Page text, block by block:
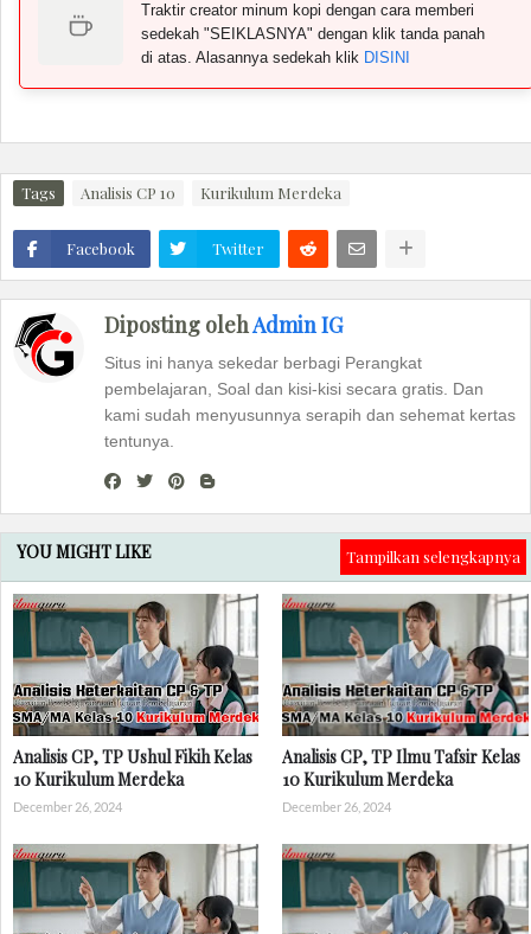
Traktir creator minum kopi dengan cara memberi
sedekah "SEIKLASNYA" dengan klik tanda panah
di atas. Alasannya sedekah klik DISINI
Tags Analisis CP 10 Kurikulum Merdeka
Facebook Twitter
Diposting olehAdmin IG
Situs ini hanya sekedar berbagi Perangkat
pembelajaran, Soal dan kisi-kisi secara gratis. Dan
kami sudah menyusunnya serapih dan sehemat kertas
tentunya.
YOU MIGHT LIKE Tampilkan selengkapnya
Analisis CP, TP Ushul Fikih Kelas
10 Kurikulum Merdeka
December 26, 2024
Analisis CP, TP Ilmu Tafsir Kelas
10 Kurikulum Merdeka
December 26, 2024